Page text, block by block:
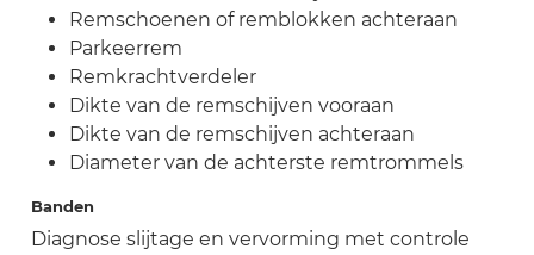
Remschoenen of remblokken achteraan
Parkeerrem
Remkrachtverdeler
Dikte van de remschijven vooraan
Dikte van de remschijven achteraan
Diameter van de achterste remtrommels
Banden
Diagnose slijtage en vervorming met controle